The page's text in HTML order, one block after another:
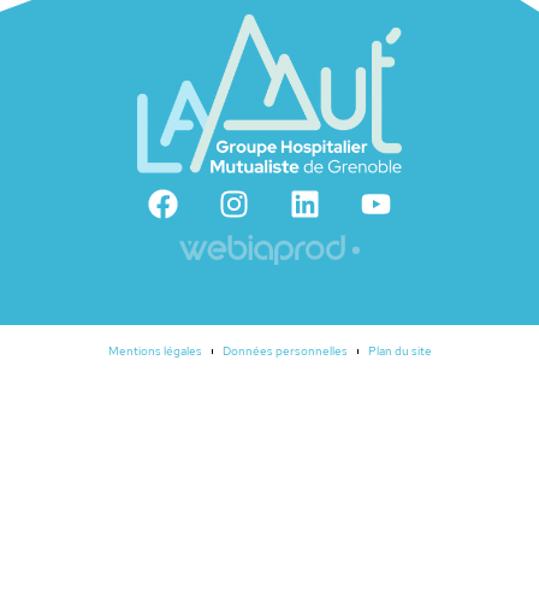
Mentions légales Données personnelles Plan du site